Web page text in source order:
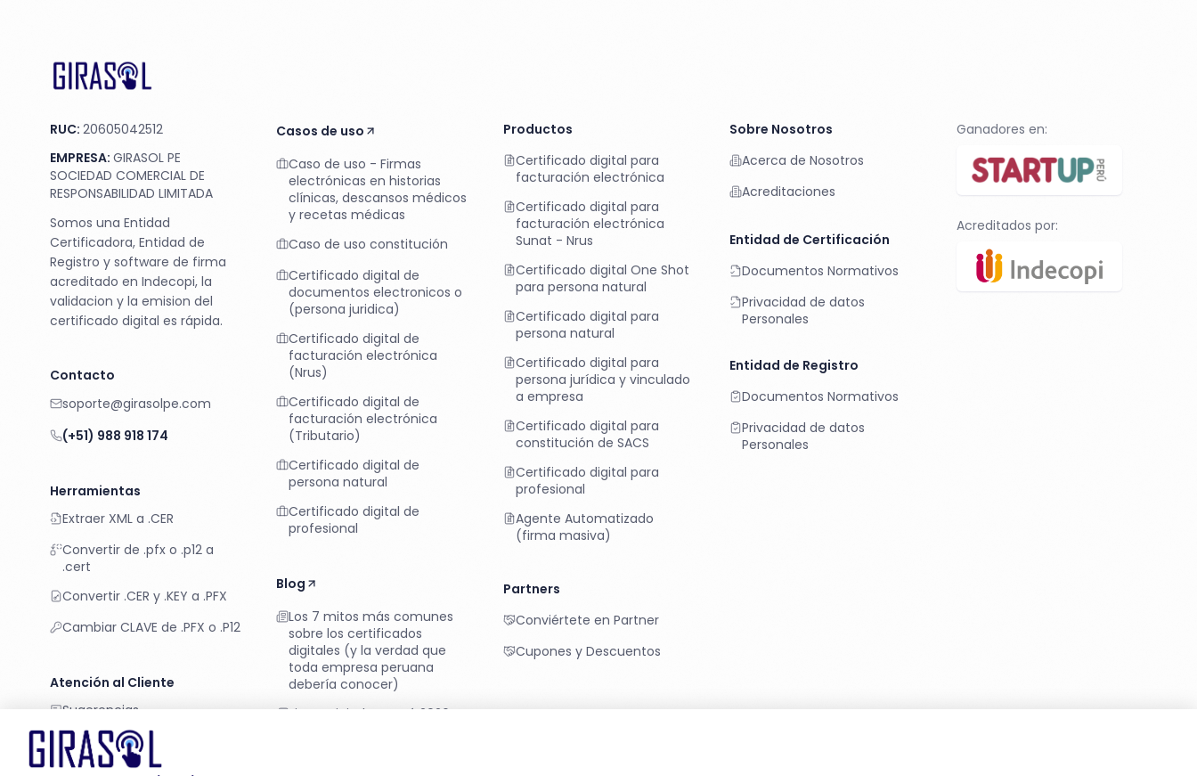
RUC: 20605042512
EMPRESA: GIRASOL PE
SOCIEDAD COMERCIAL DE
RESPONSABILIDAD LIMITADA
Somos una Entidad
Certificadora, Entidad de
Registro y software de firma
acreditado en Indecopi, la
validacion y la emision del
certificado digital es rápida.
Contacto
soporte@girasolpe.com
(+51) 988 918 174
Herramientas
Extraer XML a .CER
Convertir de .pfx o .p12 a
.cert
Convertir .CER y .KEY a .PFX
Cambiar CLAVE de .PFX o .P12
Atención al Cliente
Sugerencias
Libro de Reclamaciones
Derechos Arco
Casos de uso
Caso de uso - Firmas
electrónicas en historias
clínicas, descansos médicos
y recetas médicas
Caso de uso constitución
Certificado digital de
documentos electronicos o
(persona juridica)
Certificado digital de
facturación electrónica
(Nrus)
Certificado digital de
facturación electrónica
(Tributario)
Certificado digital de
persona natural
Certificado digital de
profesional
Blog
Los 7 mitos más comunes
sobre los certificados
digitales (y la verdad que
toda empresa peruana
debería conocer)
Firma Digital en Perú 2026:
Productos
Certificado digital para
facturación electrónica
Certificado digital para
facturación electrónica
Sunat - Nrus
Certificado digital One Shot
para persona natural
Certificado digital para
persona natural
Certificado digital para
persona jurídica y vinculado
a empresa
Certificado digital para
constitución de SACS
Certificado digital para
profesional
Agente Automatizado
(firma masiva)
Partners
Conviértete en Partner
Cupones y Descuentos
Sobre Nosotros
Acerca de Nosotros
Acreditaciones
Entidad de Certificación
Documentos Normativos
Privacidad de datos
Personales
Entidad de Registro
Documentos Normativos
Privacidad de datos
Personales
Ganadores en:
Acreditados por: